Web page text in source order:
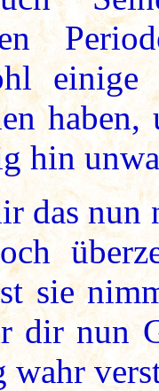
einige
hin
das nun
sie
dir nun
wahr